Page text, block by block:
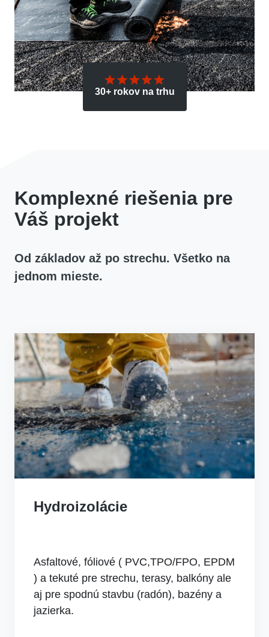
30+ rokov na trhu
Komplexné riešenia pre
Váš projekt
Od základov až po strechu. Všetko na
jednom mieste.
Hydroizolácie
Asfaltové, fóliové ( PVC,TPO/FPO, EPDM
) a tekuté pre strechu, terasy, balkóny ale
aj pre spodnú stavbu (radón), bazény a
jazierka.